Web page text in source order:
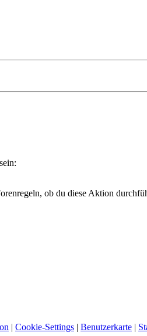
ob du diese Aktion
| Cookie-Settings | Benutzerkarte |